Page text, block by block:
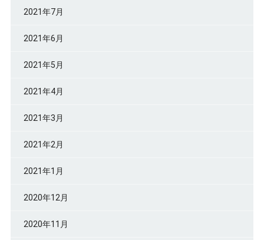
2021年7月
2021年6月
2021年5月
2021年4月
2021年3月
2021年2月
2021年1月
2020年12月
2020年11月